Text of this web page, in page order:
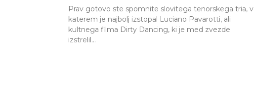
Prav gotovo ste spomnite slovitega tenorskega tria, v
katerem je najbolj izstopal Luciano Pavarotti, ali
kultnega filma Dirty Dancing, ki je med zvezde
izstrelil...